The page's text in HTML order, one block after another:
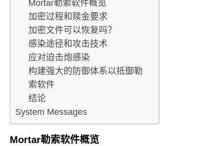
Mortar勒索软件概览
加密过程和赎金要求
加密文件可以恢复吗？
感染途径和攻击技术
应对迫击炮感染
构建强大的防御体系以抵御勒
索软件
结论
System Messages
Mortar勒索软件概览